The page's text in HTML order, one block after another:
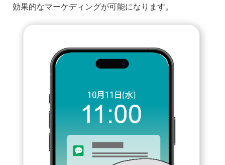
効果的なマーケディングが可能になります。